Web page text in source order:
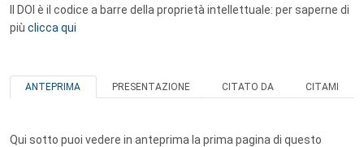
Il DOI è il codice a barre della proprietà intellettuale: per saperne di
più clicca qui
ANTEPRIMA PRESENTAZIONE CITATO DA CITAMI
Qui sotto puoi vedere in anteprima la prima pagina di questo